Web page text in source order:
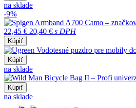
na sklade
-9%
22,45 € 20,40 € s DPH
Kúpiť
Kúpiť
na sklade
Kúpiť
na sklade